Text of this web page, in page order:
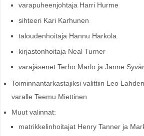
varapuheenjohtaja Harri Hurme
sihteeri Kari Karhunen
taloudenhoitaja Hannu Harkola
kirjastonhoitaja Neal Turner
varajäsenet Terho Marlo ja Janne
Toiminnantarkastajiksi valittiin Leo
varalle Teemu Miettinen
Muut valinnat:
matrikkelinhoitajat Henry Tanner ja